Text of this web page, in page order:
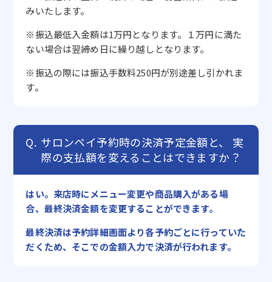
みいたします。
※振込最低入金額は1万円となります。１万円に満た
ない場合は翌締め日に繰り越しとなります。
※振込の際には振込手数料250円が別途差し引かれま
す。
サロンペイ予約時の決済予定金額と、
実
際の支払額を変えることはできますか？
はい。来店時にメニュー変更や商品購入がある場
合、最終決済金額を変更することができます。
最終決済は予約詳細画面より各予約ごとに行っていた
だくため、そこでの金額入力で決済が行われます。